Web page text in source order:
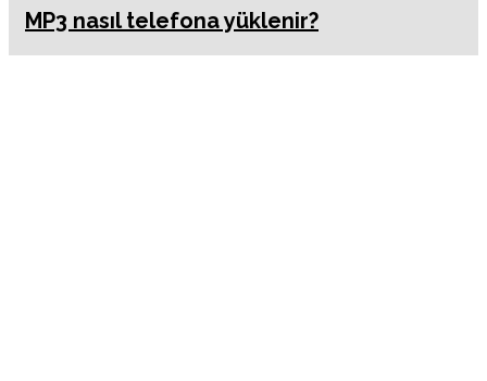
MP3 nasıl telefona yüklenir?